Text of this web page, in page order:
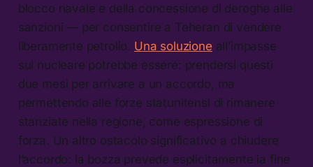
blocco navale e della concessione di deroghe alle
sanzioni — per consentire a Teheran di vendere
liberamente petrolio. Una soluzione all’impasse
sul nucleare potrebbe essere: prendersi questi
due mesi per arrivare a un accordo, ma
permettendo alle forze statunitensi di rimanere
stanziate nella regione, come espressione di
forza. Un altro ostacolo significativo a chiudere
l’accordo: la bozza prevede esplicitamente la fine